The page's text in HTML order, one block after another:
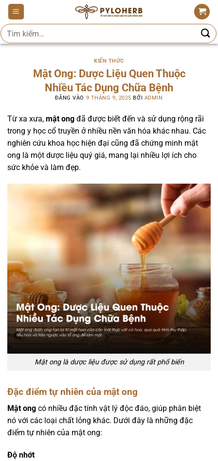
Bỏ
qua
nội
dung
Tìm
kiếm:
KIẾN THỨC
Mật Ong: Dược Liệu Quen Thuộc
Nhiều Tác Dụng Chữa Bệnh
ĐĂNG VÀO 9 THÁNG 9, 2025 BỞI ADMIN
Từ xa xưa, mật ong đã được biết đến và sử dụng rộng rãi
trong y học cổ truyền ở nhiều nền văn hóa khác nhau. Các
nghiên cứu khoa học hiện đại cũng đã chứng minh mật
ong là một dược liệu quý giá, mang lại nhiều lợi ích cho
sức khỏe và làm đẹp.
Mật ong là dược liệu được sử dụng rất phổ biến
Đặc điểm tự nhiên của mật ong
Mật ong có nhiều đặc tính vật lý độc đáo, giúp phân biệt
nó với các loại chất lỏng khác. Dưới đây là những đặc
điểm tự nhiên của mật ong:
Độ nhớt